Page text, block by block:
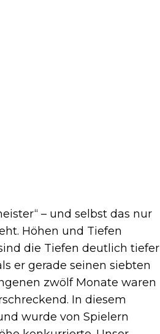
– und selbst das nur
Höhen und Tiefen
die Tiefen deutlich tiefer
er gerade seinen siebten
zwölf Monate waren
In diesem
wurde von Spielern